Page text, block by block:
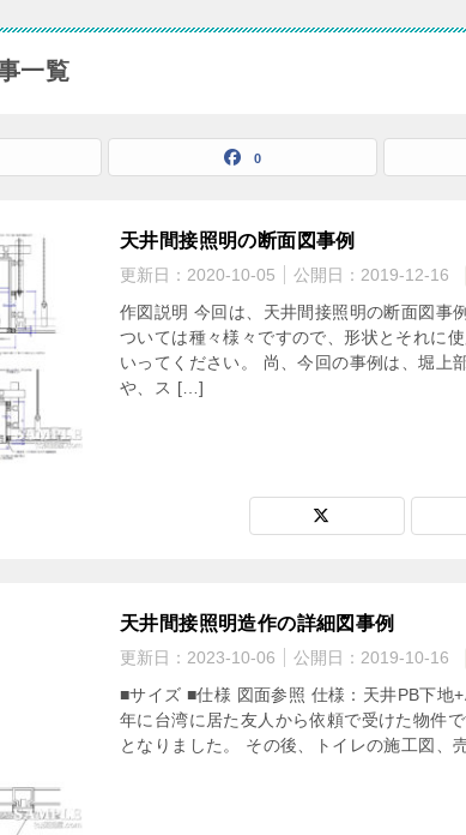
一覧
0
天井間接照明の断面図事例
更新日： 2020-10-05 公開日： 2019-12-16
作図説明 今回は、天井間接照明の断面図事
ついては種々様々ですので、形状とそれに
いってください。 尚、今回の事例は、堀上
や、ス […]
天井間接照明造作の詳細図事例
更新日： 2023-10-06 公開日： 2019-10-16
■サイズ ■仕様 図面参照 仕様：天井PB下
年に台湾に居た友人から依頼で受けた物件
となりました。 その後、トイレの施工図、